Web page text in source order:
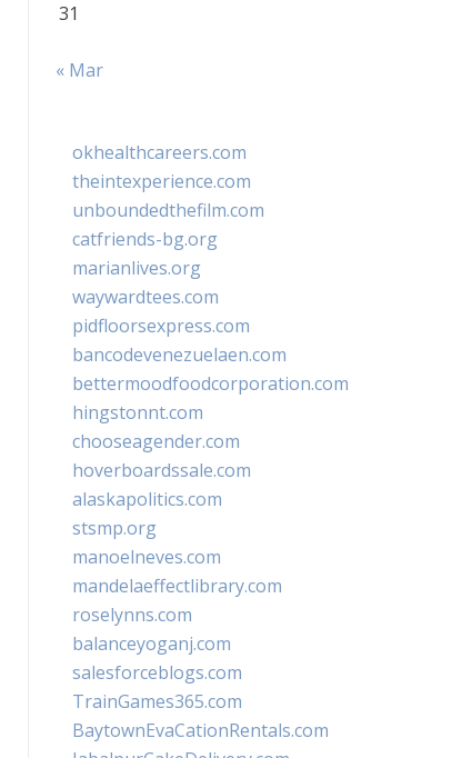
31
« Mar
okhealthcareers.com
theintexperience.com
unboundedthefilm.com
catfriends-bg.org
marianlives.org
waywardtees.com
pidfloorsexpress.com
bancodevenezuelaen.com
bettermoodfoodcorporation.com
hingstonnt.com
chooseagender.com
hoverboardssale.com
alaskapolitics.com
stsmp.org
manoelneves.com
mandelaeffectlibrary.com
roselynns.com
balanceyoganj.com
salesforceblogs.com
TrainGames365.com
BaytownEvaCationRentals.com